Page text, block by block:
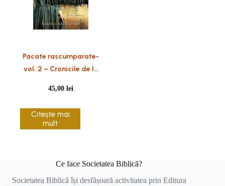
Pacate rascumparate-
vol. 2 – Cronicile de la
45,00lei
Citește mai
mult
Ce face Societatea Biblică?
Societatea Biblică își desfășoară activitatea prin Editura